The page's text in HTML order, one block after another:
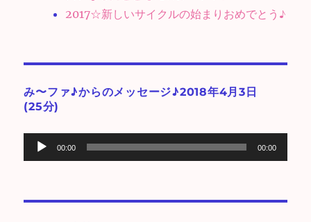
2017☆新しいサイクルの始まりおめでとう♪
み〜ファ♪からのメッセージ♪2018年4月3日
(25分)
声
レ
00:00 00:00